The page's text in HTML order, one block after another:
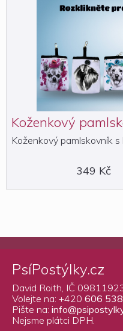
Koženkový
Koženkový pamlskovník s
349 Kč
PsíPostýlky.cz
David Roith, IČ
Volejte na: +420 606
Pište na:
Nejsme plátci DPH.